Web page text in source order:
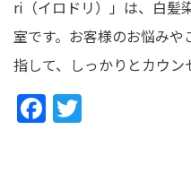
ri（イロドリ）」は、白髪
室です。お客様のお悩み
指して、しっかりとカウン
F